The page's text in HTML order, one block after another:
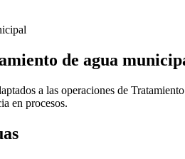
de agua
a las operaciones de
en procesos.